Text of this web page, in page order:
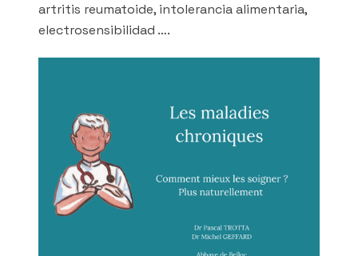
artritis reumatoide, intolerancia alimentaria,
electrosensibilidad ….